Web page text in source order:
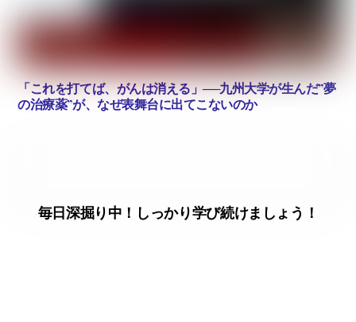
「これを打てば、がんは消える」──九州大学が生んだ”夢
の治療薬”が、なぜ表舞台に出てこないのか
毎日深掘り中！しっかり学び続けましょう！